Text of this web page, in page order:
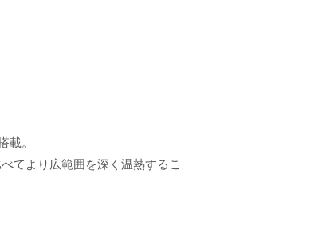
。
てより広範囲を深く温熱するこ